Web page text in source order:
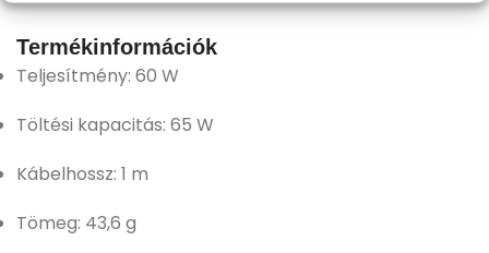
Termékinformációk
Teljesítmény: 60 W
Töltési kapacitás: 65 W
Kábelhossz: 1 m
Tömeg: 43,6 g